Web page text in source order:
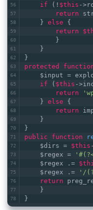
if (! $this -
return
    }
else {
return
        }
    }
}
protected
$input =
if ( $this -
return
    }
else {
return
    }
}
public
function
    $dirs =
$this
    $regex =
    $regex .=
    $regex .=
'/
return
    }
}